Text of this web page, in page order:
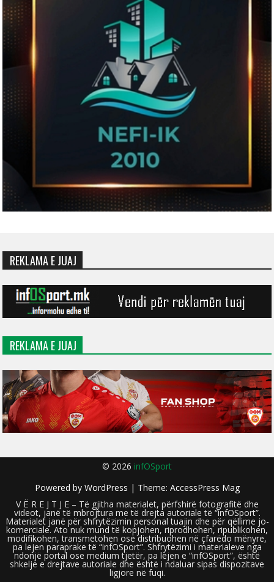
REKLAMA E JUAJ
REKLAMA E JUAJ
© 2026 infOSport
Powered by WordPress | Theme: AccessPress Mag
V Ë R E J T J E – Të gjitha materialet, përfshirë fotografitë dhe
videot, janë të mbrojtura me të drejta autoriale të “infOSport”.
Materialet janë për shfrytëzimin personal tuajin dhe për qëllime jo-
komerciale. Ato nuk mund të kopjohen, riprodhohen, ripublikohen,
modifikohen, transmetohen ose distribuohen në çfarëdo mënyre,
pa lejen paraprake të “infOSport”. Shfrytëzimi i materialeve nga
ndonjë portal ose medium tjetër, pa lejen e “infOSport”, është
shkelje e drejtave autoriale dhe është i ndaluar sipas dispozitave
ligjore në fuqi.